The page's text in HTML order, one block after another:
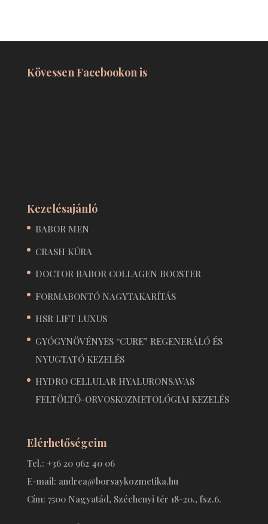
Kövessen Facebookon is
Kezelésajánló
BABOR MEN
CRASH KÚRA
DOCTOR BABOR COLLAGEN BOOSTER
FORMABONTÓ NAGYTAKARÍTÁS
HSR LIFT LUXUS
GYÓGYNÖVÉNYES “CURE” REGENERÁLÓ ÉS
NYUGTATÓ KEZELÉS
HYDRO CELLULAR HYALURONSAVAS
FELTÖLTŐ-ORVOSKOZMETOLÓGIAI KEZELÉS
Elérhetőségeim
Tel.: +36 20 962 40 06
E-mail: andrea@borsaykozmetika.hu
Cím: 7500 Nagyatád, Széchenyi tér 18-20., fsz.6.